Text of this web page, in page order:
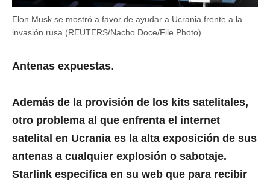
Elon Musk se mostró a favor de ayudar a Ucrania frente a la
invasión rusa (REUTERS/Nacho Doce/File Photo)
Antenas expuestas.
Además de la provisión de los kits satelitales,
otro problema al que enfrenta el internet
satelital en Ucrania es la alta exposición de sus
antenas a cualquier explosión o sabotaje.
Starlink especifica en su web que para recibir